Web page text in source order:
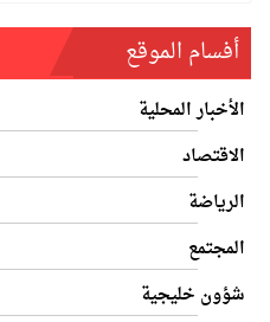
أفسام الموقع
الأخبار المحلية
الاقتصاد
الرياضة
المجتمع
شؤون خليجية